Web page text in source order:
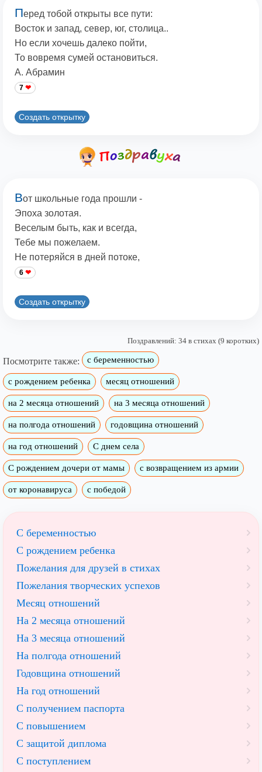
Перед тобой открыты все пути:
Восток и запад, север, юг, столица..
Но если хочешь далеко пойти,
То вовремя сумей остановиться.
А. Абрамин
7
Создать открытку
Вот школьные года прошли -
Эпоха золотая.
Веселым быть, как и всегда,
Тебе мы пожелаем.
Не потеряйся в дней потоке,
6
Создать открытку
Поздравлений: 34 в стихах (9 коротких)
Посмотрите также: с беременностью
с рождением ребенка месяц отношений
на 2 месяца отношений на 3 месяца отношений
на полгода отношений годовщина отношений
на год отношений С днем села
С рождением дочери от мамы с возвращением из армии
от коронавируса с победой
С беременностью
С рождением ребенка
Пожелания для друзей в стихах
Пожелания творческих успехов
Месяц отношений
На 2 месяца отношений
На 3 месяца отношений
На полгода отношений
Годовщина отношений
На год отношений
С получением паспорта
С повышением
С защитой диплома
С поступлением